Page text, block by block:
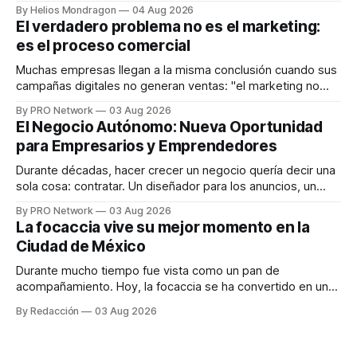
dispositivos inteligentes, inteligencia artificial y monitoreo
en tiempo real para ayudar a las personas a tomar mejores
decisiones sobre su salud metabólica. Su propuesta busca
responder
By Helios Mondragon 04 Aug 2026
El verdadero problema no es el marketing:
es el proceso comercial
Muchas empresas llegan a la misma conclusión cuando sus
campañas digitales no generan ventas: "el marketing no
INTERIUS, el problema suele estar en otro lugar. Durante
una entrevista para el podcast SER PRO, el especialista en
marketing digital explicó que
By PRO Network 03 Aug 2026
El Negocio Autónomo: Nueva Oportunidad
para Empresarios y Emprendedores
Durante décadas, hacer crecer un negocio quería decir una
sola cosa: contratar. Un diseñador para los anuncios, un
para los textos, alguien que supiera de publicidad digital
para encontrar prospectos, un vendedor para atender
llamadas y mensajes, y —con suerte— una persona
By PRO Network 03 Aug 2026
La focaccia vive su mejor momento en la
Ciudad de México
Durante mucho tiempo fue vista como un pan de
acompañamiento. Hoy, la focaccia se ha convertido en uno
artesanal, ingredientes de calidad y experiencias que
By Redacción 03 Aug 2026